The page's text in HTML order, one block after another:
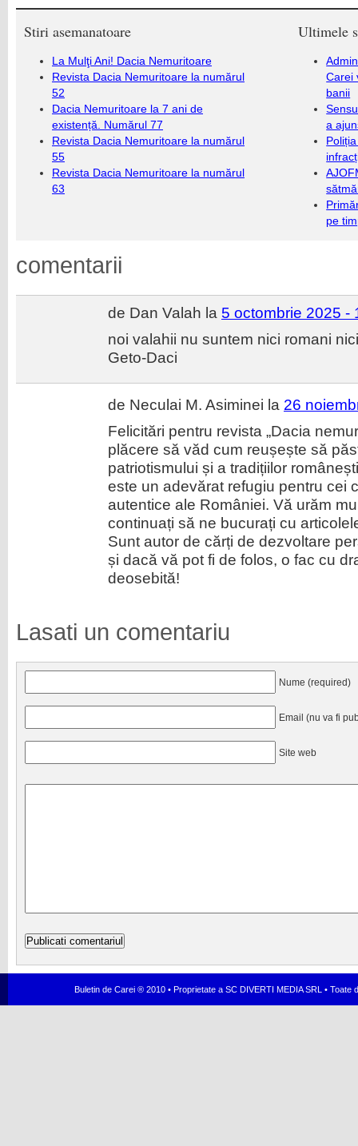
Stiri asemanatoare
La Mulţi Ani! Dacia Nemuritoare
Revista Dacia Nemuritoare la numărul
52
Dacia Nemuritoare la 7 ani de
existență. Numărul 77
Revista Dacia Nemuritoare la numărul
55
Revista Dacia Nemuritoare la numărul
63
Ultimele
Carei
banii
a
pe
comentarii
de Dan Valah la 5 octombrie 2025 -
noi valahii nu suntem nici romani
Geto-Daci
de Neculai M. Asiminei la 26
Felicitări pentru revista „Dacia
plăcere să văd cum reușește să
patriotismului și a tradițiilor
este un adevărat refugiu pentru cei
autentice ale României. Vă urăm
continuați să ne bucurați cu
Sunt autor de cărți de dezvoltare
și dacă vă pot fi de folos, o fac cu
deosebită!
Lasati un comentariu
Nume (required)
Email (nu va fi
Site web
Buletin de Carei ® 2010 • Proprietate a SC DIVERTI MEDIA SRL •